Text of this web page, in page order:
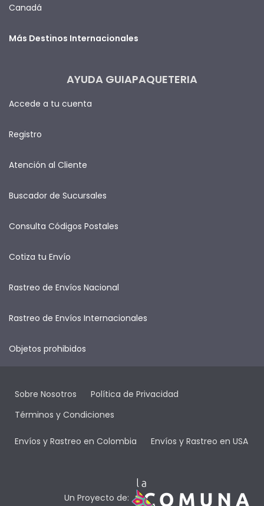
Canadá
Más Destinos Internacionales
AYUDA GUIAPAQUETERIA
Accede a tu cuenta
Registro
Atención al Cliente
Buscador de Sucursales
Consulta Códigos Postales
Cotiza tu Envío
Rastreo de Envíos Nacional
Rastreo de Envíos Internacionales
Objetos prohibidos
Sobre Nosotros
Política de Privacidad
Términos y Condiciones
Envíos y Rastreo en Colombia Envíos y Rastreo en USA
Un Proyecto de: